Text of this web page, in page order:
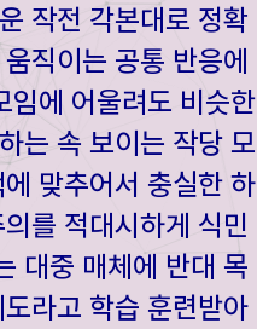
작전 각본대로 정확
직이는 공통 반응에
임에 어울려도 비슷한
는 속 보이는 작당 모
맞추어서 충실한 하
를 적대시하게 식민
대중 매체에 반대 목
라고 학습 훈련받아